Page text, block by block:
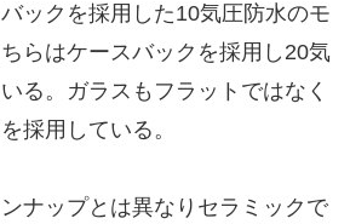
ックを採用した10気圧防水のモ
らはケースバックを採用し20気
る。ガラスもフラットではなく
採用している。
ナップとは異なりセラミックで